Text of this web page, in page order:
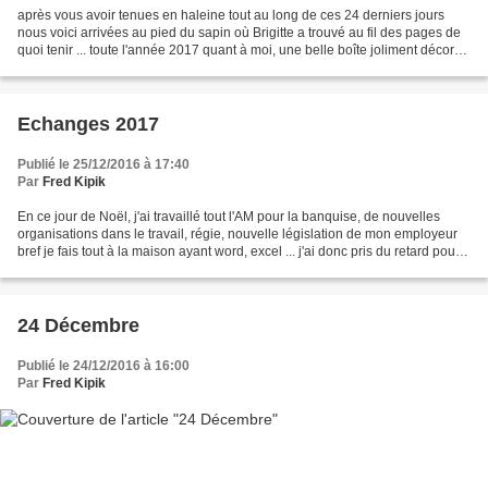
après vous avoir tenues en haleine tout au long de ces 24 derniers jours
nous voici arrivées au pied du sapin où Brigitte a trouvé au fil des pages de
quoi tenir ... toute l'année 2017 quant à moi, une belle boîte joliment décorée
Echanges 2017
Publié le 25/12/2016 à 17:40
Par Fred Kipik
En ce jour de Noël, j'ai travaillé tout l'AM pour la banquise, de nouvelles
organisations dans le travail, régie, nouvelle législation de mon employeur
bref je fais tout à la maison ayant word, excel ... j'ai donc pris du retard pour
24 Décembre
Publié le 24/12/2016 à 16:00
Par Fred Kipik